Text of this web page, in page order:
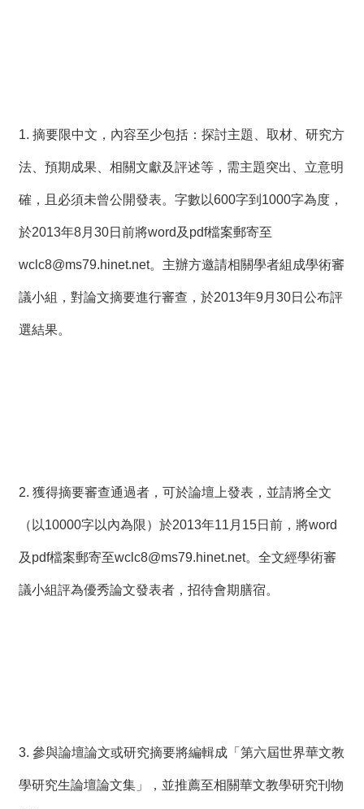
1. 摘要限中文，內容至少包括：探討主題、取材、研究方
法、預期成果、相關文獻及評述等，需主題突出、立意明
確，且必須未曾公開發表。字數以600字到1000字為度，
於2013年8月30日前將word及pdf檔案郵寄至
wclc8@ms79.hinet.net。主辦方邀請相關學者組成學術審
議小組，對論文摘要進行審查，於2013年9月30日公布評
選結果。
2. 獲得摘要審查通過者，可於論壇上發表，並請將全文
（以10000字以內為限）於2013年11月15日前，將word
及pdf檔案郵寄至wclc8@ms79.hinet.net。全文經學術審
議小組評為優秀論文發表者，招待會期膳宿。
3. 參與論壇論文或研究摘要將編輯成「第六屆世界華文教
學研究生論壇論文集」，並推薦至相關華文教學研究刊物